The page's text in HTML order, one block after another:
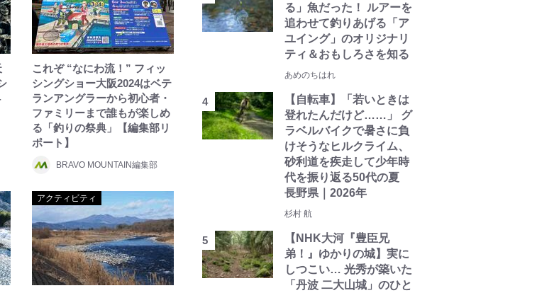
これぞ “なにわ流！” フィッ
シングショー大阪2024はベテ
ランアングラーから初心者・
ファミリーまで誰もが楽しめ
る「釣りの祭典」【編集部リ
ポート】
BRAVO MOUNTAIN編集部
アクティビティ
る」魚だった！ ルアーを
追わせて釣りあげる「ア
ユイング」のオリジナリ
ティ＆おもしろさを知る
あめのちはれ
【自転車】「若いときは
登れたんだけど……」 グ
ラベルバイクで暑さに負
けそうなヒルクライム、
砂利道を疾走して少年時
代を振り返る50代の夏
長野県｜2026年
杉村 航
【NHK大河『豊臣兄
弟！』ゆかりの城】実に
しつこい… 光秀が築いた
「丹波 二大山城」のひと